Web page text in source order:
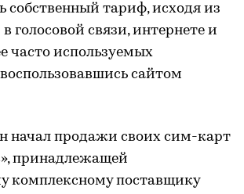
собственный тариф, исходя из
голосовой связи, интернете и
часто используемых
сайтом
начал продажи своих сим-карт
принадлежащей
комплексному поставщику